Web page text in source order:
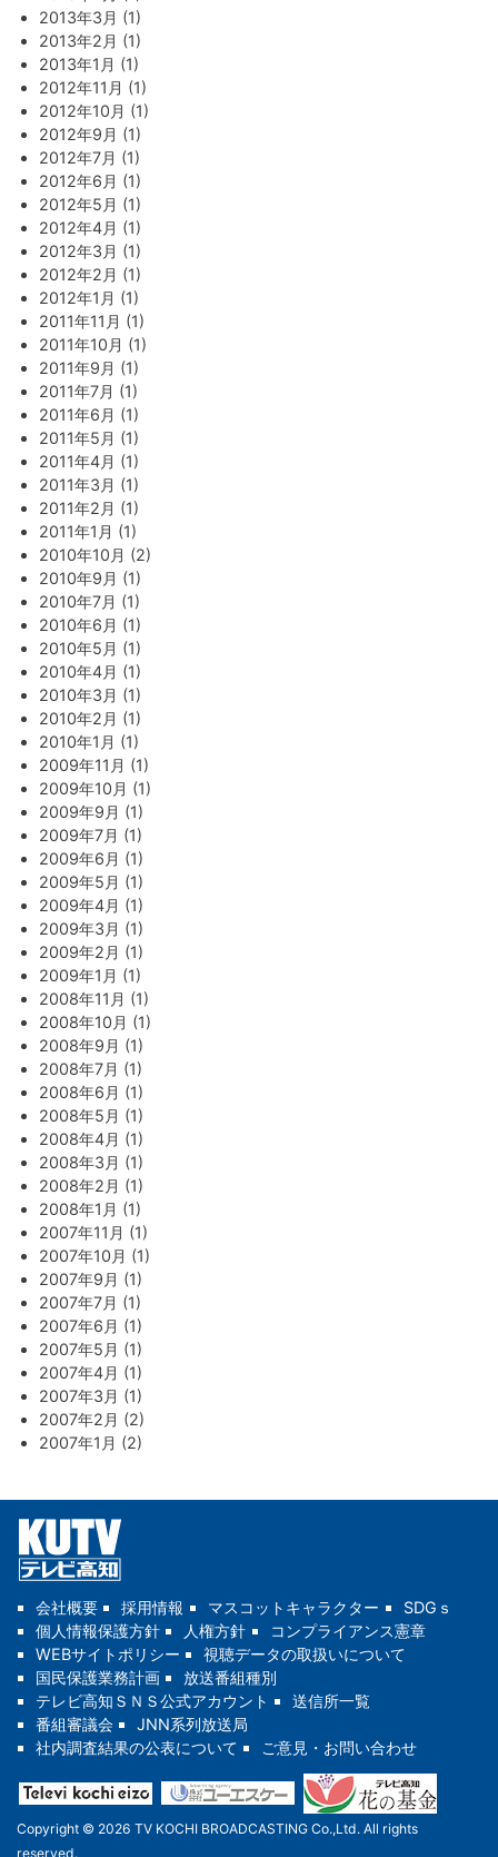
2013年3月 (1)
2013年2月 (1)
2013年1月 (1)
2012年11月 (1)
2012年10月 (1)
2012年9月 (1)
2012年7月 (1)
2012年6月 (1)
2012年5月 (1)
2012年4月 (1)
2012年3月 (1)
2012年2月 (1)
2012年1月 (1)
2011年11月 (1)
2011年10月 (1)
2011年9月 (1)
2011年7月 (1)
2011年6月 (1)
2011年5月 (1)
2011年4月 (1)
2011年3月 (1)
2011年2月 (1)
2011年1月 (1)
2010年10月 (2)
2010年9月 (1)
2010年7月 (1)
2010年6月 (1)
2010年5月 (1)
2010年4月 (1)
2010年3月 (1)
2010年2月 (1)
2010年1月 (1)
2009年11月 (1)
2009年10月 (1)
2009年9月 (1)
2009年7月 (1)
2009年6月 (1)
2009年5月 (1)
2009年4月 (1)
2009年3月 (1)
2009年2月 (1)
2009年1月 (1)
2008年11月 (1)
2008年10月 (1)
2008年9月 (1)
2008年7月 (1)
2008年6月 (1)
2008年5月 (1)
2008年4月 (1)
2008年3月 (1)
2008年2月 (1)
2008年1月 (1)
2007年11月 (1)
2007年10月 (1)
2007年9月 (1)
2007年7月 (1)
2007年6月 (1)
2007年5月 (1)
2007年4月 (1)
2007年3月 (1)
2007年2月 (2)
2007年1月 (2)
会社概要 採用情報 マスコットキャラクター
SDGｓ
個人情報保護方針
人権方針
コンプライアンス憲章
WEBサイトポリシー
視聴データの取扱いについて
国民保護業務計画
放送番組種別
テレビ高知ＳＮＳ公式アカウント
送信所一覧
番組審議会
JNN系列放送局
社内調査結果の公表について
ご意見・お問い合わせ
Copyright © 2026 TV KOCHI BROADCASTING Co.,Ltd. All rights
reserved.